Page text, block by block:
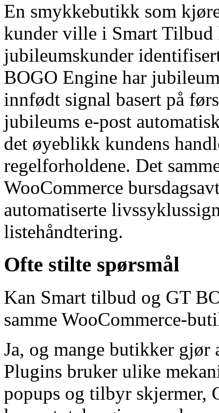
En smykkebutikk som
kunder ville i Smart
jubileumskunder
BOGO Engine har
innfødt signal basert på
jubileums e-post
det øyeblikk kundens
regelforholdene. Det
WooCommerce
automatiserte
listehåndtering.
Ofte stilte spørsmål
Kan Smart tilbud og GT
samme WooCommerce-
Ja, og mange butikker
Plugins bruker ulike
popups og tilbyr skjermer,